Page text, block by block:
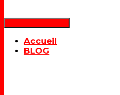
Accueil
BLOG